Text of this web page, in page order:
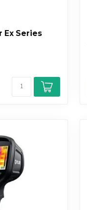
Ex Series